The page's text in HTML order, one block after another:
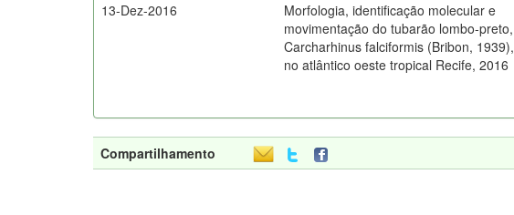
13-Dez-2016
Morfologia, identificação molecular e
movimentação do tubarão lombo-preto,
Carcharhinus falciformis (Bribon, 1939),
no atlântico oeste tropical Recife, 2016
Compartilhamento